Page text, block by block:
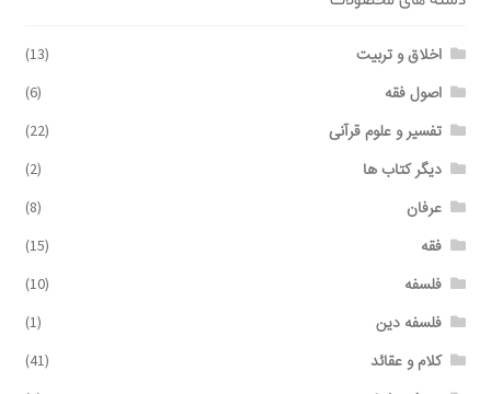
اخلاق و تربیت (13)
اصول فقه (6)
تفسیر و علوم قرآنی (22)
دیگر کتاب ها (2)
عرفان (8)
فقه (15)
فلسفه (10)
فلسفه دین (1)
کلام و عقائد (41)